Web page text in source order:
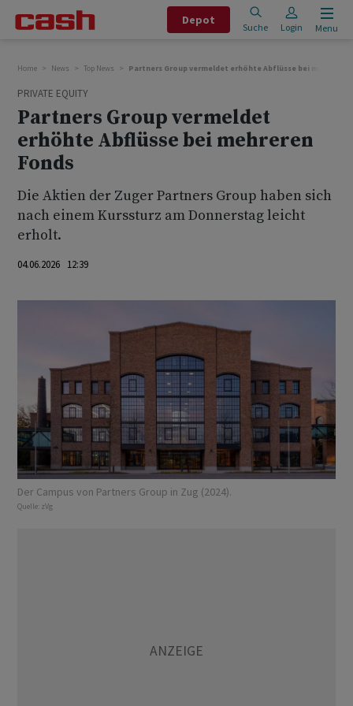
Depot
Suche Login Menu
Home News Top News Partners Group vermeldet erhöhte Abflüsse bei mehreren
PRIVATE EQUITY
Partners Group vermeldet
erhöhte Abflüsse bei mehreren
Fonds
Die Aktien der Zuger Partners Group haben sich
nach einem Kurssturz am Donnerstag leicht
erholt.
04.06.2026 12:39
Der Campus von Partners Group in Zug (2024).
Quelle: zVg